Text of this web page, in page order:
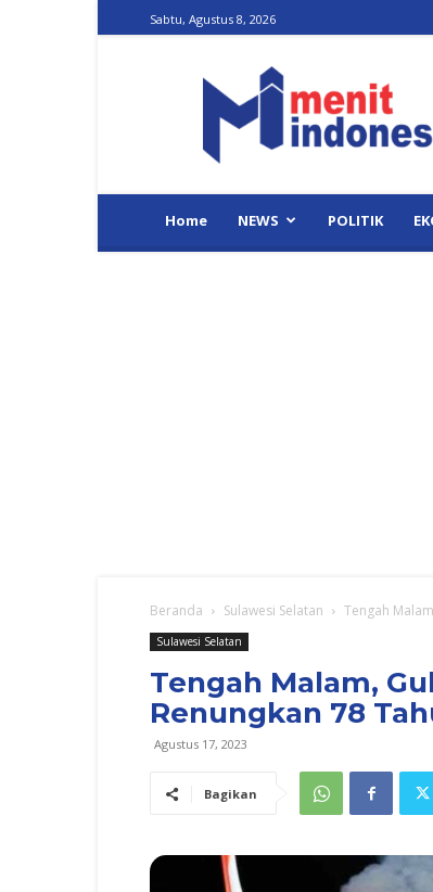
Sabtu, Agustus 8, 2026
Indonesia
Home NEWS POLITIK
Beranda Sulawesi Selatan Tengah
Sulawesi Selatan
Tengah Malam,
Renungkan 78
Agustus 17, 2023
Bagikan